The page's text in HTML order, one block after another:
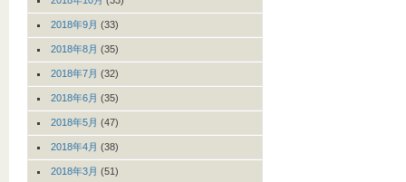
2018年9月 (33)
2018年8月 (35)
2018年7月 (32)
2018年6月 (35)
2018年5月 (47)
2018年4月 (38)
2018年3月 (51)